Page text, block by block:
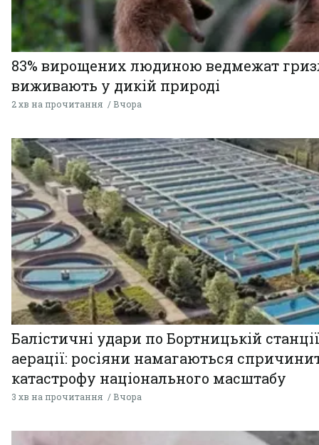
83% вирощених людиною ведмежат
виживають у дикій природі
2 хв на прочитання Вчора
Балістичні удари по Бортницькій станції
аерації: росіяни намагаються
катастрофу національного масштабу
3 хв на прочитання Вчора